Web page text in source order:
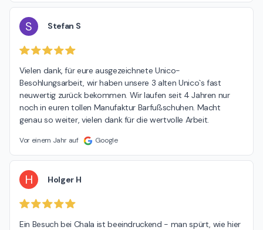
S Stefan S
Vielen dank, für eure ausgezeichnete Unico-
Besohlungsarbeit, wir haben unsere 3 alten Unico`s fast
neuwertig zurück bekommen. Wir laufen seit 4 Jahren nur
noch in euren tollen Manufaktur Barfußschuhen. Macht
genau so weiter, vielen dank für die wertvolle Arbeit.
Vor einem Jahr auf Google
H Holger H
Ein Besuch bei Chala ist beeindruckend - man spürt, wie hier